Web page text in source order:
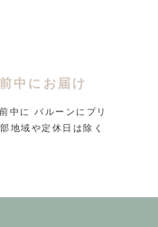
中にお届け
中に
バルーンにプリ
地域や定休日は除く